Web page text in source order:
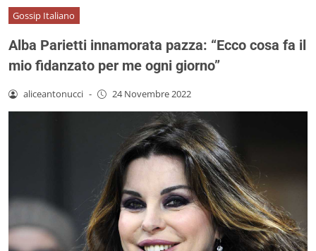
Gossip Italiano
Alba Parietti innamorata pazza: “Ecco cosa fa il
mio fidanzato per me ogni giorno”
aliceantonucci - 24 Novembre 2022